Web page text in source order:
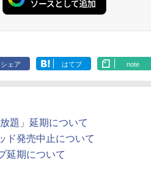
シェア はてブ note
題」延期について
ド発売中止について
延期について